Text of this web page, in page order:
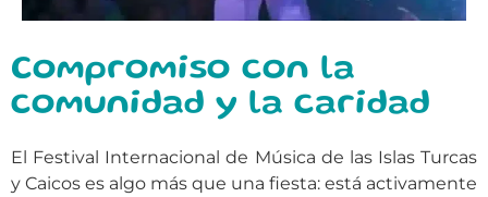
Compromiso con la
comunidad y la caridad
El Festival Internacional de Música de las Islas Turcas
y Caicos es algo más que una fiesta: está activamente